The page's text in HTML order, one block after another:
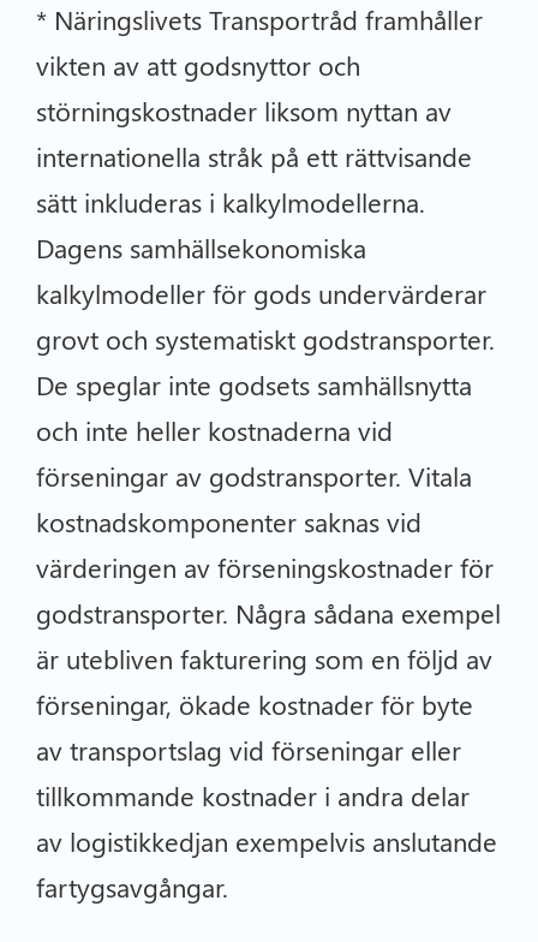
* Näringslivets Transportråd framhåller
vikten av att godsnyttor och
störningskostnader liksom nyttan av
internationella stråk på ett rättvisande
sätt inkluderas i kalkylmodellerna.
Dagens samhällsekonomiska
kalkylmodeller för gods undervärderar
grovt och systematiskt godstransporter.
De speglar inte godsets samhällsnytta
och inte heller kostnaderna vid
förseningar av godstransporter. Vitala
kostnadskomponenter saknas vid
värderingen av förseningskostnader för
godstransporter. Några sådana exempel
är utebliven fakturering som en följd av
förseningar, ökade kostnader för byte
av transportslag vid förseningar eller
tillkommande kostnader i andra delar
av logistikkedjan exempelvis anslutande
fartygsavgångar.